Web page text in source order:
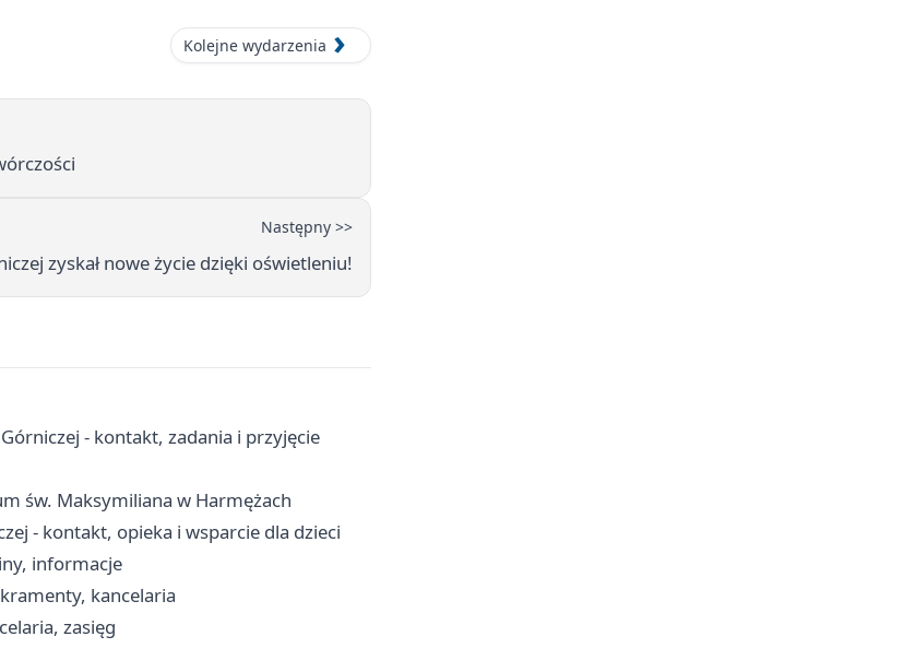
Kolejne wydarzenia
Następny >>
zyskał nowe życie dzięki oświetleniu!
- kontakt, zadania i przyjęcie
św. Maksymiliana w Harmężach
- kontakt, opieka i wsparcie dla dzieci
informacje
kancelaria
zasięg